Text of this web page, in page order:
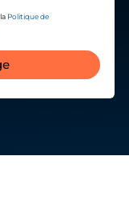
Politique de